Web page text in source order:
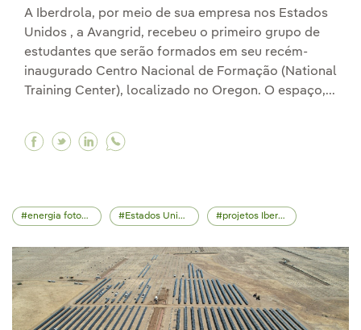
A Iberdrola, por meio de sua empresa nos Estados
Unidos , a Avangrid, recebeu o primeiro grupo de
estudantes que serão formados em seu recém-
inaugurado Centro Nacional de Formação (National
Training Center), localizado no Oregon. O espaço,...
Facebook Iberdrola começa a formar
Twitter Iberdrola começa a formar
Linkedin Iberdrola começa a formar
energia fotovoltaica Estados Unidos projetos Iberdrola